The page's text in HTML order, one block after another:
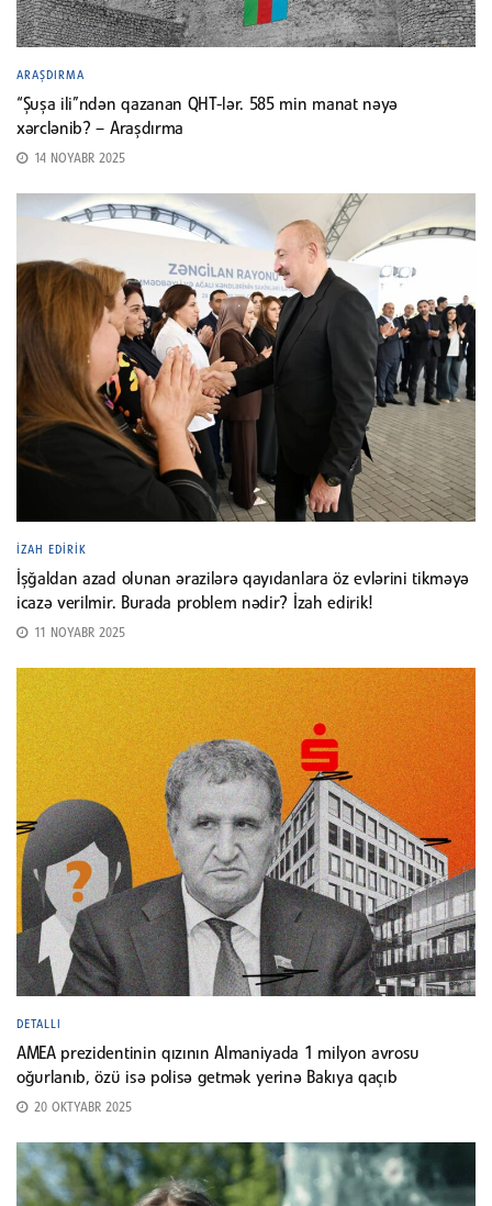
ARAŞDIRMA
“Şuşa ili”ndən qazanan QHT-lər. 585 min manat nəyə
xərclənib? – Araşdırma
14 NOYABR 2025
İZAH EDIRIK
İşğaldan azad olunan ərazilərə qayıdanlara öz evlərini tikməyə
icazə verilmir. Burada problem nədir? İzah edirik!
11 NOYABR 2025
DETALLI
AMEA prezidentinin qızının Almaniyada 1 milyon avrosu
oğurlanıb, özü isə polisə getmək yerinə Bakıya qaçıb
20 OKTYABR 2025